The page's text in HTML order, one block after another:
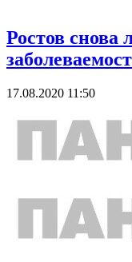
Ростов снова
17.08.2020 11:50